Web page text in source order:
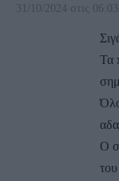
31/10/2024 στις 06:03
Τα
Ο